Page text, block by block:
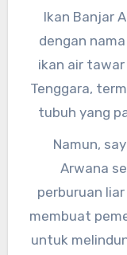
dekat
Ikan Banjar
dengan
ikan air
Tenggara,
tubuh yang
yang berkilau
Banjar
hias
Namun,
Arwana
perburuan
membuat
untuk